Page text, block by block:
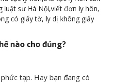
nào cho đúng?
tạp. Hay bạn đang có